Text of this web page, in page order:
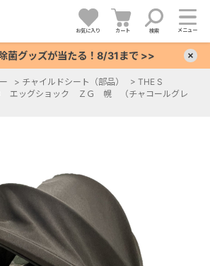
お気に入り カート 検索 メニュー
菌グッズが当たる！8/31まで >>
> チャイルドシート（部品） > THE S
エッグショック ＺＧ 幌 （チャコールグレ